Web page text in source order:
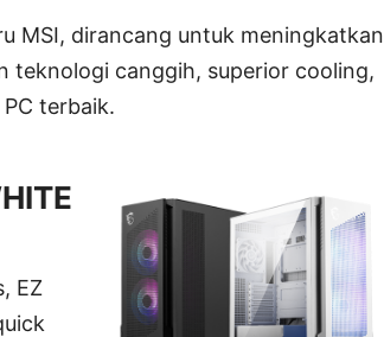
MSI, dirancang untuk meningkatkan
teknologi canggih, superior cooling,
terbaik.
EZ